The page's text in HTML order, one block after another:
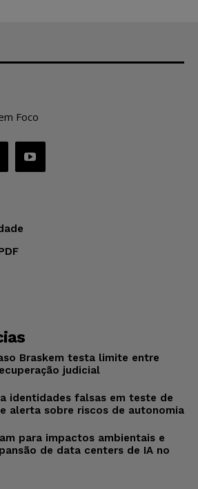
Foco
Braskem testa limite entre
judicial
identidades falsas em teste de
alerta sobre riscos de autonomia
para impactos ambientais e
de data centers de IA no